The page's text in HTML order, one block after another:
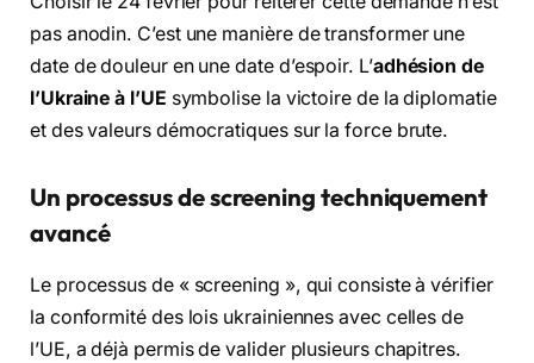
pas anodin. C’est une manière de transformer une
date de douleur en une date d’espoir. L’adhésion de
l’Ukraine à l’UE symbolise la victoire de la diplomatie
et des valeurs démocratiques sur la force brute.
Un processus de screening techniquement
avancé
Le processus de « screening », qui consiste à vérifier
la conformité des lois ukrainiennes avec celles de
l’UE, a déjà permis de valider plusieurs chapitres.